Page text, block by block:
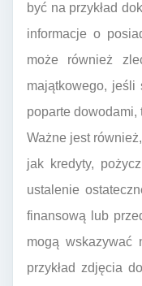
być na przykład
informacje o
może również
majątkowego, jeśli
poparte dowodami,
Ważne jest
jak kredyty,
ustalenie
finansową lub
mogą wskazywać
przykład zdjęcia